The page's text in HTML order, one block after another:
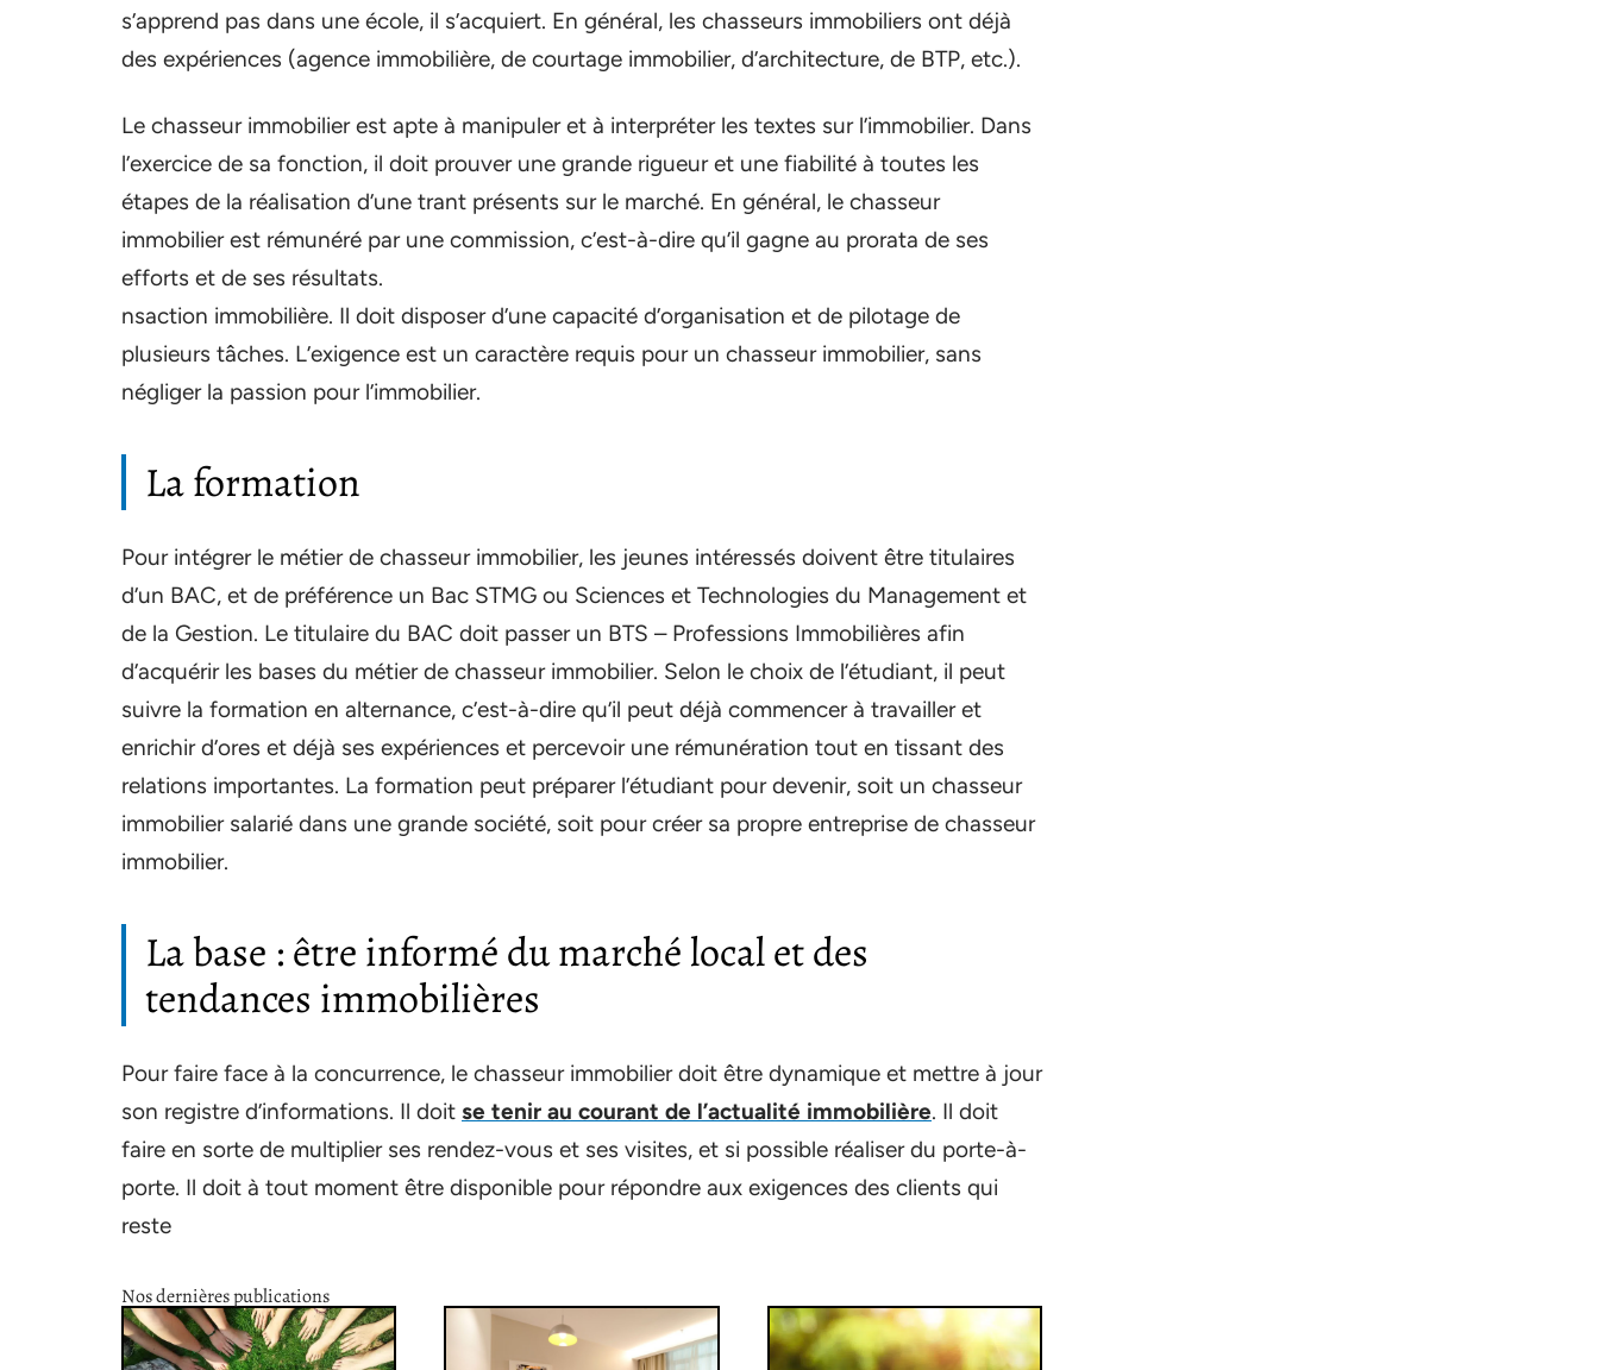
s’apprend pas dans une école, il s’acquiert. En général, les chasseurs immobiliers ont déjà
des expériences (agence immobilière, de courtage immobilier, d’architecture, de BTP, etc.).
Le chasseur immobilier est apte à manipuler et à interpréter les textes sur l’immobilier. Dans
l’exercice de sa fonction, il doit prouver une grande rigueur et une fiabilité à toutes les
étapes de la réalisation d’une trant présents sur le marché. En général, le chasseur
immobilier est rémunéré par une commission, c’est-à-dire qu’il gagne au prorata de ses
efforts et de ses résultats.
nsaction immobilière. Il doit disposer d’une capacité d’organisation et de pilotage de
plusieurs tâches. L’exigence est un caractère requis pour un chasseur immobilier, sans
négliger la passion pour l’immobilier.
La formation
Pour intégrer le métier de chasseur immobilier, les jeunes intéressés doivent être titulaires
d’un BAC, et de préférence un Bac STMG ou Sciences et Technologies du Management et
de la Gestion. Le titulaire du BAC doit passer un BTS – Professions Immobilières afin
d’acquérir les bases du métier de chasseur immobilier. Selon le choix de l’étudiant, il peut
suivre la formation en alternance, c’est-à-dire qu’il peut déjà commencer à travailler et
enrichir d’ores et déjà ses expériences et percevoir une rémunération tout en tissant des
relations importantes. La formation peut préparer l’étudiant pour devenir, soit un chasseur
immobilier salarié dans une grande société, soit pour créer sa propre entreprise de chasseur
immobilier.
La base : être informé du marché local et des
tendances immobilières
Pour faire face à la concurrence, le chasseur immobilier doit être dynamique et mettre à jour
son registre d’informations. Il doit se tenir au courant de l’actualité immobilière. Il doit
faire en sorte de multiplier ses rendez-vous et ses visites, et si possible réaliser du porte-à-
porte. Il doit à tout moment être disponible pour répondre aux exigences des clients qui
reste
Nos dernières publications